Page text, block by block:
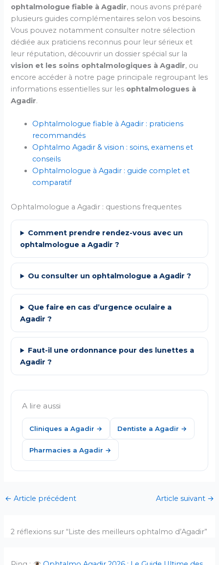
ophtalmologue fiable à Agadir, nous avons préparé
plusieurs guides complémentaires selon vos besoins.
Vous pouvez notamment consulter notre sélection
dédiée aux praticiens reconnus pour leur sérieux et
leur réputation, découvrir un dossier spécial sur la
vision et les soins ophtalmologiques à Agadir, ou
encore accéder à notre page principale regroupant les
informations essentielles sur les ophtalmologues à
Agadir.
Ophtalmologue fiable à Agadir : praticiens
recommandés
Ophtalmo Agadir & vision : soins, examens et
conseils
Ophtalmologue à Agadir : guide complet et
comparatif
Ophtalmologue a Agadir : questions frequentes
Comment prendre rendez-vous avec un
ophtalmologue a Agadir ?
Ou consulter un ophtalmologue a Agadir ?
Que faire en cas d’urgence oculaire a
Agadir ?
Faut-il une ordonnance pour des lunettes a
Agadir ?
A lire aussi
Cliniques a Agadir → Dentiste a Agadir →
Pharmacies a Agadir →
← Article précédent Article suivant →
2 réflexions sur “Liste des meilleurs ophtalmo d’Agadir”